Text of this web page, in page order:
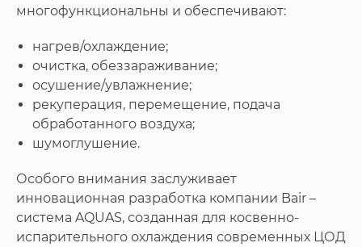
многофункциональны и обеспечивают:
нагрев/охлаждение;
очистка, обеззараживание;
осушение/увлажнение;
рекуперация, перемещение, подача
обработанного воздуха;
шумоглушение.
Особого внимания заслуживает
инновационная разработка компании Bair –
система AQUAS, созданная для косвенно-
испарительного охлаждения современных ЦОД